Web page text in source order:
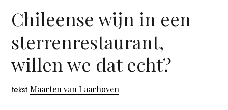
Chileense wijn in een
sterrenrestaurant,
willen we dat echt?
tekst Maarten van Laarhoven